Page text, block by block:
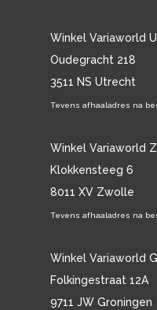
Winkel Variaworld
Oudegracht 218
3511 NS Utrecht
Tevens afhaaladres na
Winkel Variaworld
Klokkensteeg 6
8011 XV Zwolle
Tevens afhaaladres na
Winkel Variaworld
Folkingestraat 12A
9711 JW Groningen